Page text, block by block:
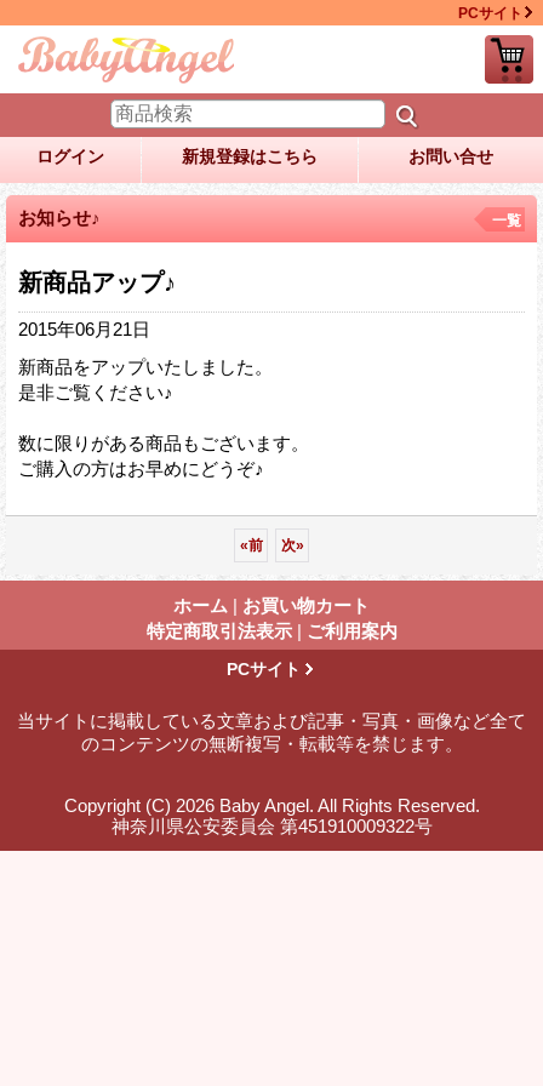
PCサイト
ログイン 新規登録はこちら お問い合せ
お知らせ♪ 一覧
新商品アップ♪
2015年06月21日
新商品をアップいたしました。
是非ご覧ください♪
数に限りがある商品もございます。
ご購入の方はお早めにどうぞ♪
«前 次»
ホーム | お買い物カート
特定商取引法表示 | ご利用案内
PCサイト
当サイトに掲載している文章および記事・写真・画像など全て
のコンテンツの無断複写・転載等を禁じます。
Copyright (C) 2026 Baby Angel. All Rights Reserved.
神奈川県公安委員会 第451910009322号